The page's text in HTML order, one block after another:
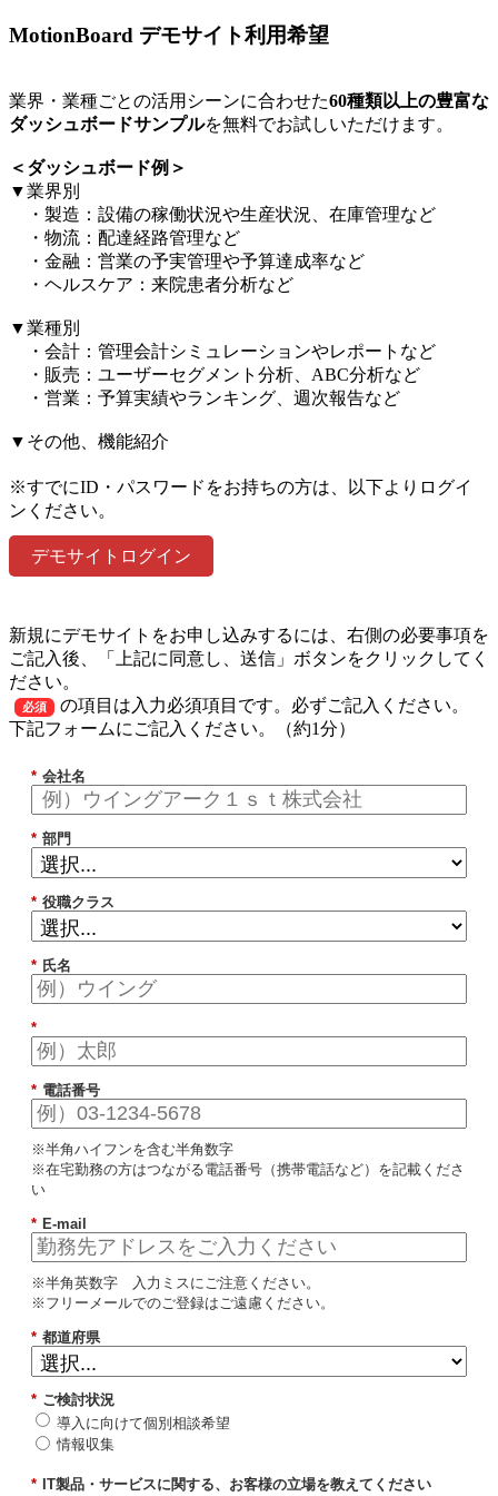
MotionBoard デモサイト利用希望
業界・業種ごとの活用シーンに合わせた60種類以上の豊富な
ダッシュボードサンプルを無料でお試しいただけます。​
＜ダッシュボード例＞​
▼業界別​
・製造：設備の稼働状況や生産状況、在庫管理など​
・物流：配達経路管理など​
・金融：営業の予実管理や予算達成率など​
・ヘルスケア：来院患者分析など​
▼業種別​
・会計：管理会計シミュレーションやレポートなど​
・販売：ユーザーセグメント分析、ABC分析など​
・営業：予算実績やランキング、週次報告など​
▼その他、機能紹介​
※すでにID・パスワードをお持ちの方は、以下よりログイ
ンください。
デモサイトログイン
新規にデモサイトをお申し込みするには、右側の必要事項を
ご記入後、「上記に同意し、送信」ボタンをクリックしてく
ださい。
必須
の項目は入力必須項目です。必ずご記入ください。
下記フォームにご記入ください。（約1分）
* 会社名
* 部門
* 役職クラス
* 氏名
*
* 電話番号
※半角ハイフンを含む半角数字
※在宅勤務の方はつながる電話番号（携帯電話など）を記載くださ
い
* E-mail
※半角英数字 入力ミスにご注意ください。
※フリーメールでのご登録はご遠慮ください。
* 都道府県
* ご検討状況
導入に向けて個別相談希望
情報収集
* IT製品・サービスに関する、お客様の立場を教えてください